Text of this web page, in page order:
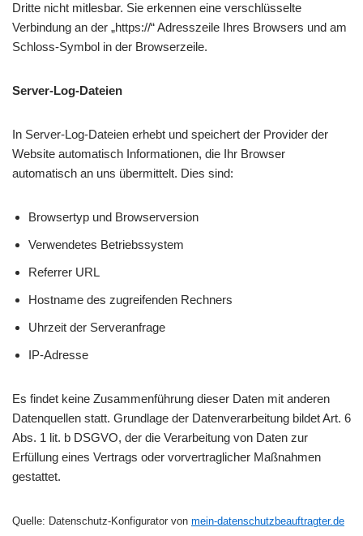
Dritte nicht mitlesbar. Sie erkennen eine verschlüsselte
Verbindung an der „https://“ Adresszeile Ihres Browsers und am
Schloss-Symbol in der Browserzeile.
Server-Log-Dateien
In Server-Log-Dateien erhebt und speichert der Provider der
Website automatisch Informationen, die Ihr Browser
automatisch an uns übermittelt. Dies sind:
Browsertyp und Browserversion
Verwendetes Betriebssystem
Referrer URL
Hostname des zugreifenden Rechners
Uhrzeit der Serveranfrage
IP-Adresse
Es findet keine Zusammenführung dieser Daten mit anderen
Datenquellen statt. Grundlage der Datenverarbeitung bildet Art. 6
Abs. 1 lit. b DSGVO, der die Verarbeitung von Daten zur
Erfüllung eines Vertrags oder vorvertraglicher Maßnahmen
gestattet.
Quelle: Datenschutz-Konfigurator von mein-datenschutzbeauftragter.de